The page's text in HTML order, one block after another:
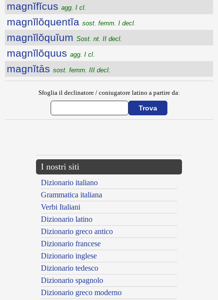
magnĭfĭcus agg. I cl.
magnĭlŏquentĭa sost. femm. I decl.
magnĭlŏquĭum Sost. nt. II decl.
magnĭlŏquus agg. I cl.
magnĭtās sost. femm. III decl.
Sfoglia il declinatore / coniugatore latino a partire da:
I nostri siti
Dizionario italiano
Grammatica italiana
Verbi Italiani
Dizionario latino
Dizionario greco antico
Dizionario francese
Dizionario inglese
Dizionario tedesco
Dizionario spagnolo
Dizionario greco moderno